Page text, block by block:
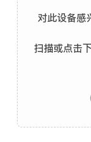
对此设备感
扫描或点击